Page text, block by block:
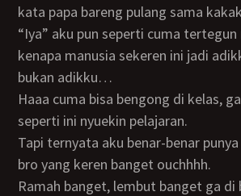
kata papa bareng pulang sama
“iya” aku pun seperti cuma tertegun melihat grom…
kenapa manusia sekeren ini jadi
bukan adikku…
haaa cuma bisa bengong di kelas, ga biasanya aku
seperti ini nyuekin pelajaran.
tapi ternyata aku benar-benar punya seorang little
bro yang keren banget ouchhhh.
ramah banget, lembut banget ga di buat-buat lah